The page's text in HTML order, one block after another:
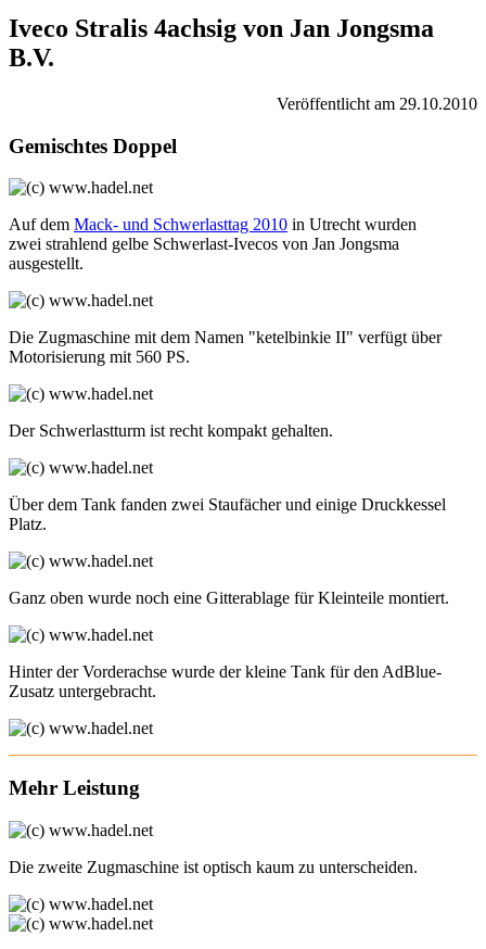
Iveco Stralis 4achsig von Jan Jongsma
B.V.
Veröffentlicht am 29.10.2010
Gemischtes Doppel
Auf dem Mack- und Schwerlasttag 2010 in Utrecht wurden
zwei strahlend gelbe Schwerlast-Ivecos von Jan Jongsma
ausgestellt.
Die Zugmaschine mit dem Namen "ketelbinkie II" verfügt über
Motorisierung mit 560 PS.
Der Schwerlastturm ist recht kompakt gehalten.
Über dem Tank fanden zwei Staufächer und einige Druckkessel
Platz.
Ganz oben wurde noch eine Gitterablage für Kleinteile montiert.
Hinter der Vorderachse wurde der kleine Tank für den AdBlue-
Zusatz untergebracht.
Mehr Leistung
Die zweite Zugmaschine ist optisch kaum zu unterscheiden.